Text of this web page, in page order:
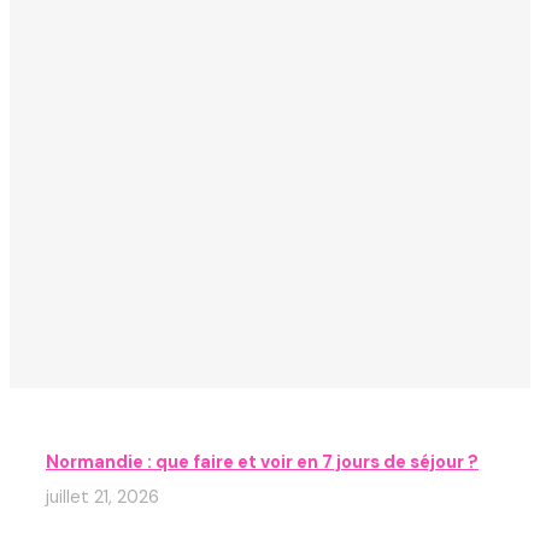
Normandie : que faire et voir en 7 jours de séjour ?
juillet 21, 2026